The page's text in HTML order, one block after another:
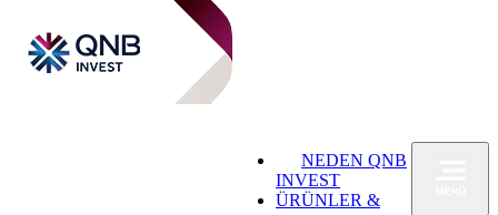
NEDEN QNB
INVEST
ÜRÜNLER &